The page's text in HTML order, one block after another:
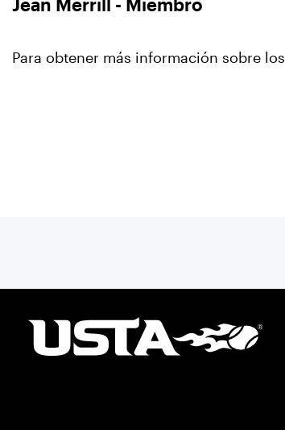
Jean Merrill - Miembro
Para obtener más información sobre